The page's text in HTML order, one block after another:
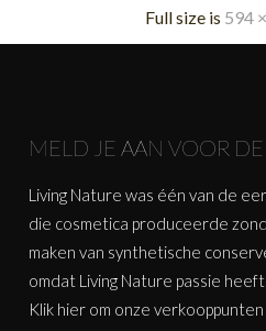
Full size is 594
MELD JE AAN VOOR
Living Nature was één van de
die cosmetica produceerde
maken van synthetische
omdat Living Nature passie
Klik hier om onze